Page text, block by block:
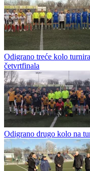
Odigrano treće kolo
četvrtfinala
Odigrano drugo kolo na